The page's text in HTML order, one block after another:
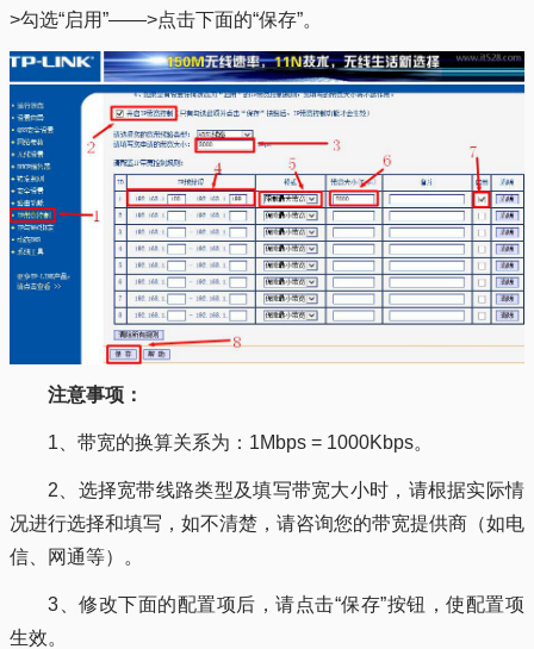
>勾选“启用”——>点击下面的“保存”。
注意事项：
1、带宽的换算关系为：1Mbps = 1000Kbps。
2、选择宽带线路类型及填写带宽大小时，请根据实际情
况进行选择和填写，如不清楚，请咨询您的带宽提供商（如电
信、网通等）。
3、修改下面的配置项后，请点击“保存”按钮，使配置项
生效。